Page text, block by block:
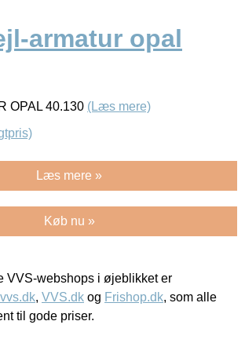
armatur opal
OPAL 40.130 (Læs mere)
Læs mere »
Køb nu »
VVS-webshops i øjeblikket er
, VVS.dk og Frishop.dk, som alle
til gode priser.